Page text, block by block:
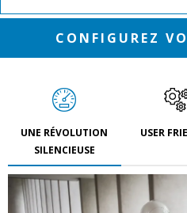
CONFIGUREZ
UNE RÉVOLUTION
SILENCIEUSE
USER